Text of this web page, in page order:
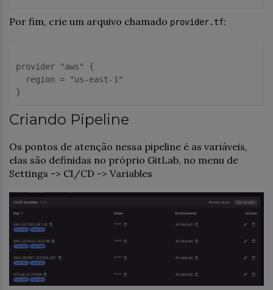
Por fim, crie um arquivo chamado provider.tf:
provider "aws"
{
region =
"us-east-1"
Criando Pipeline
Os pontos de atenção nessa pipeline é as variáveis,
elas são definidas no próprio GitLab, no menu de
Settings -> CI/CD -> Variables